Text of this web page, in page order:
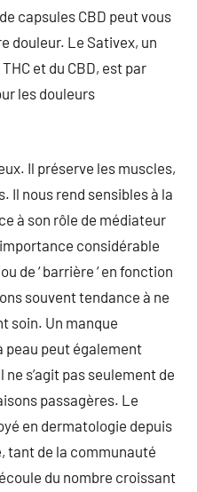
capsules CBD peut vous
douleur. Le Sativex, un
et du CBD, est par
les douleurs
Il préserve les muscles,
Il nous rend sensibles à la
à son rôle de médiateur
considérable
de ‘ barrière ‘ en fonction
souvent tendance à ne
soin. Un manque
peau peut également
s’agit pas seulement de
passagères. Le
en dermatologie depuis
tant de la communauté
du nombre croissant